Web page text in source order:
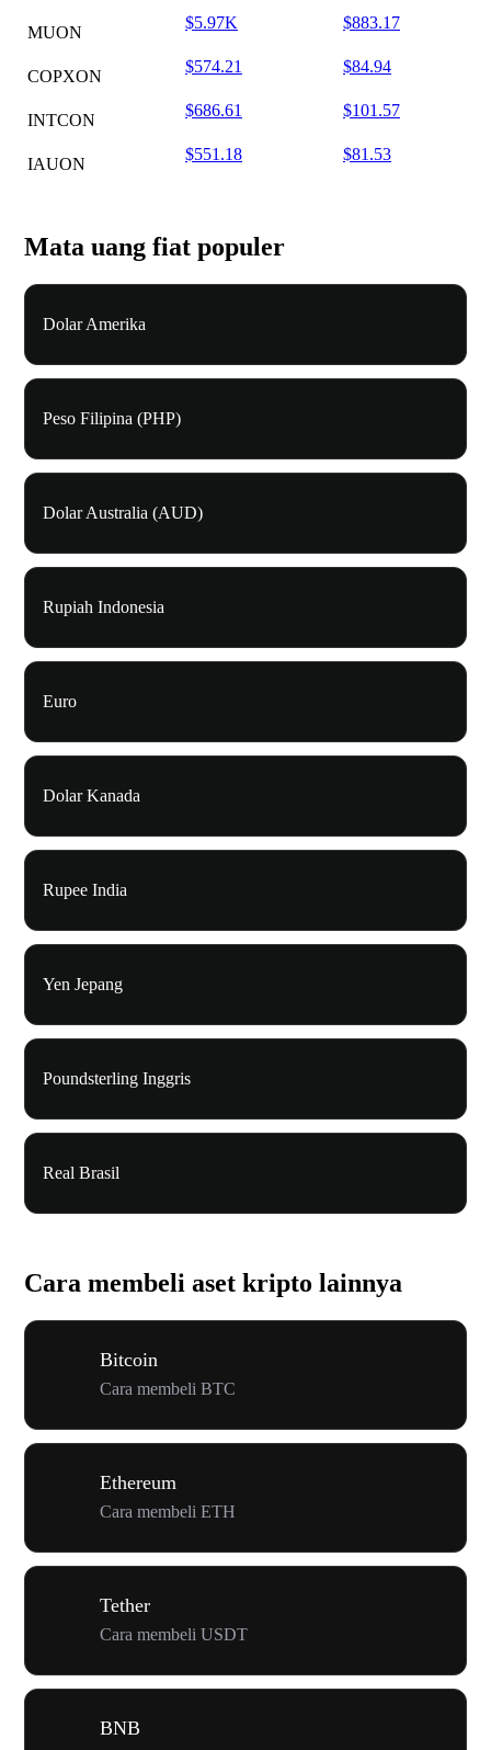
MUON
$5.97K $883.17
COPXON
$574.21 $84.94
INTCON
$686.61 $101.57
IAUON
$551.18 $81.53
Mata uang fiat populer
Dolar Amerika
Peso Filipina (PHP)
Dolar Australia (AUD)
Rupiah Indonesia
Euro
Dolar Kanada
Rupee India
Yen Jepang
Poundsterling Inggris
Real Brasil
Cara membeli aset kripto lainnya
Bitcoin
Cara membeli BTC
Ethereum
Cara membeli ETH
Tether
Cara membeli USDT
BNB